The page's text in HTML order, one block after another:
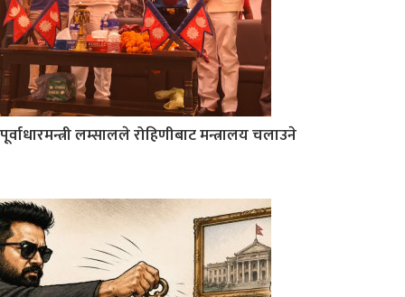
पूर्वाधारमन्त्री लम्सालले रोहिणीबाट मन्त्रालय चलाउने